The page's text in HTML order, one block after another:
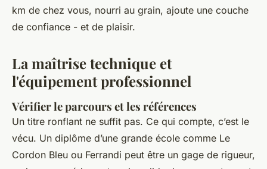
km de chez vous, nourri au grain, ajoute une couche
de confiance - et de plaisir.
La maîtrise technique et
l'équipement professionnel
Vérifier le parcours et les références
Un titre ronflant ne suffit pas. Ce qui compte, c’est le
vécu. Un diplôme d’une grande école comme Le
Cordon Bleu ou Ferrandi peut être un gage de rigueur,